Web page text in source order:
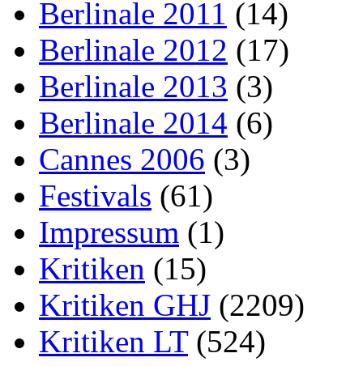
Berlinale 2011 (14)
Berlinale 2012 (17)
Berlinale 2013 (3)
Berlinale 2014 (6)
Cannes 2006 (3)
Festivals (61)
Impressum (1)
Kritiken (15)
Kritiken GHJ (2209)
Kritiken LT(524)